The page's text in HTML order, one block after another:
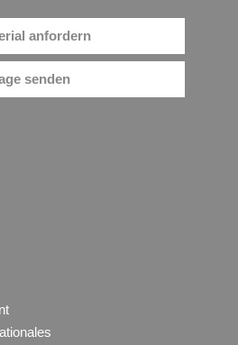
anfordern
senden